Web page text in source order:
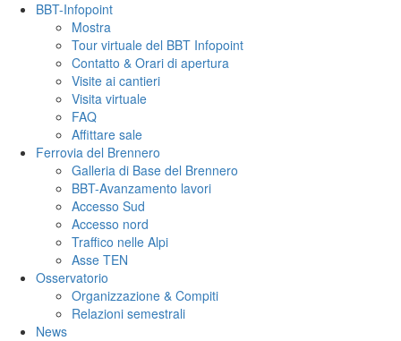
BBT-Infopoint
Mostra
Tour virtuale del BBT Infopoint
Contatto & Orari di apertura
Visite ai cantieri
Visita virtuale
FAQ
Affittare sale
Ferrovia del Brennero
Galleria di Base del Brennero
BBT-Avanzamento lavori
Accesso Sud
Accesso nord
Traffico nelle Alpi
Asse TEN
Osservatorio
Organizzazione & Compiti
Relazioni semestrali
News